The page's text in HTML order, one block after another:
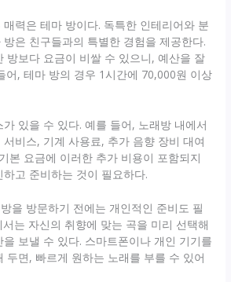
력은 테마 방이다. 독특한 인테리어와 분
은 친구들과의 특별한 경험을 제공한다.
방보다 요금이 비쌀 수 있으니, 예산을 잘
어, 테마 방의 경우 1시간에 70,000원 이상
있을 수 있다. 예를 들어, 노래방 내에서
비스, 기계 사용료, 추가 음향 장비 대여
본 요금에 이러한 추가 비용이 포함되지
고 준비하는 것이 필요하다.
을 방문하기 전에는 개인적인 준비도 필
는 자신의 취향에 맞는 곡을 미리 선택해
보낼 수 있다. 스마트폰이나 개인 기기를
두면, 빠르게 원하는 노래를 부를 수 있어